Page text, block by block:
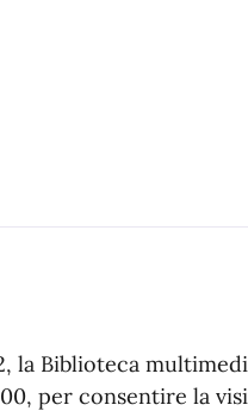
la Biblioteca
per consentire la